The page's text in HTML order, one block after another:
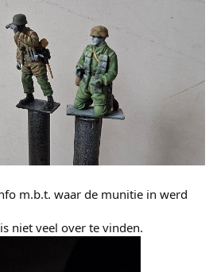
m.b.t. waar de munitie in werd
niet veel over te vinden.